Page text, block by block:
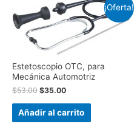
¡Oferta!
Estetoscopio OTC, para
Mecánica Automotriz
$53.00 $35.00
Añadir al carrito